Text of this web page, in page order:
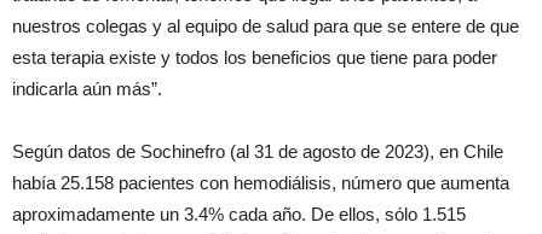
nuestros colegas y al equipo de salud para que se entere de que
esta terapia existe y todos los beneficios que tiene para poder
indicarla aún más”.
Según datos de Sochinefro (al 31 de agosto de 2023), en Chile
había 25.158 pacientes con hemodiálisis, número que aumenta
aproximadamente un 3.4% cada año. De ellos, sólo 1.515